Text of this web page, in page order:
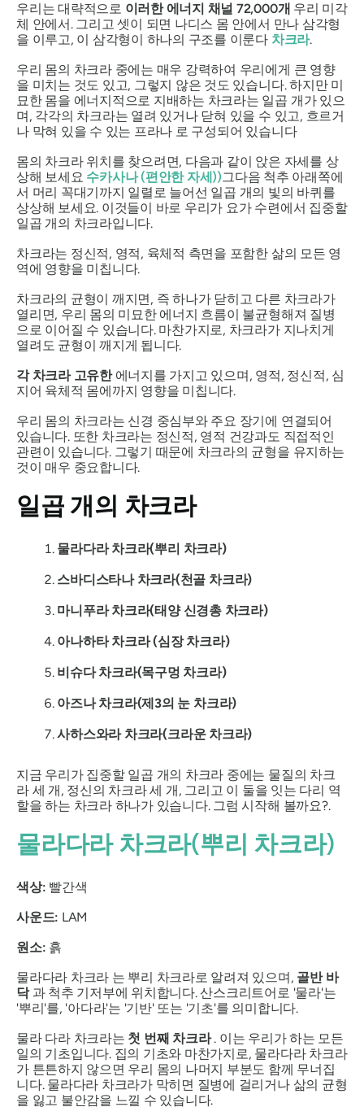
우리는 대략적으로 이러한 에너지 채널 72,000개 우리 미각
체 안에서. 그리고 셋이 되면 나디스 몸 안에서 만나 삼각형
을 이루고, 이 삼각형이 하나의 구조를 이룬다 차크라.
우리 몸의 차크라 중에는 매우 강력하여 우리에게 큰 영향
을 미치는 것도 있고, 그렇지 않은 것도 있습니다. 하지만 미
묘한 몸을 에너지적으로 지배하는 차크라는 일곱 개가 있으
며, 각각의 차크라는 열려 있거나 닫혀 있을 수 있고, 흐르거
나 막혀 있을 수 있는 프라나 로 구성되어 있습니다
몸의 차크라 위치를 찾으려면, 다음과 같이 앉은 자세를 상
상해 보세요 수카사나(편안한 자세))그다음 척추 아래쪽에
서 머리 꼭대기까지 일렬로 늘어선 일곱 개의 빛의 바퀴를
상상해 보세요. 이것들이 바로 우리가 요가 수련에서 집중할
일곱 개의 차크라입니다.
차크라는 정신적, 영적, 육체적 측면을 포함한 삶의 모든 영
역에 영향을 미칩니다.
차크라의 균형이 깨지면, 즉 하나가 닫히고 다른 차크라가
열리면, 우리 몸의 미묘한 에너지 흐름이 불균형해져 질병
으로 이어질 수 있습니다. 마찬가지로, 차크라가 지나치게
열려도 균형이 깨지게 됩니다.
각 차크라고유한에너지를 가지고 있으며, 영적, 정신적, 심
지어 육체적 몸에까지 영향을 미칩니다.
우리 몸의 차크라는 신경 중심부와 주요 장기에 연결되어
있습니다. 또한 차크라는 정신적, 영적 건강과도 직접적인
관련이 있습니다. 그렇기 때문에 차크라의 균형을 유지하는
것이 매우 중요합니다.
일곱 개의 차크라
물라다라차크라(뿌리 차크라)
스바디스타나차크라(천골 차크라)
마니푸라차크라(태양 신경총 차크라)
아나하타차크라 (심장 차크라)
비슈다차크라(목구멍 차크라)
아즈나차크라(제3의 눈 차크라)
사하스와라차크라(크라운 차크라)
지금 우리가 집중할 일곱 개의 차크라 중에는 물질의 차크
라 세 개, 정신의 차크라 세 개, 그리고 이 둘을 잇는 다리 역
할을 하는 차크라 하나가 있습니다. 그럼 시작해 볼까요?.
물라다라차크라(뿌리 차크라)
색상: 빨간색
사운드: LAM
원소: 흙
물라다라 차크라 는 뿌리 차크라로 알려져 있으며, 골반 바
닥과 척추 기저부에 위치합니다. 산스크리트어로 '물라'는
'뿌리'를, '아다라'는 '기반' 또는 '기초'를 의미합니다.
물라 다라차크라는 첫 번째 차크라. 이는 우리가 하는 모든
일의 기초입니다. 집의 기초와 마찬가지로, 물라다라 차크라
가 튼튼하지 않으면 우리 몸의 나머지 부분도 함께 무너집
니다. 물라다라 차크라가 막히면 질병에 걸리거나 삶의 균형
을 잃고 불안감을 느낄 수 있습니다.